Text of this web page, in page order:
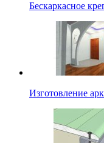
Бескаркасное
Изготовление